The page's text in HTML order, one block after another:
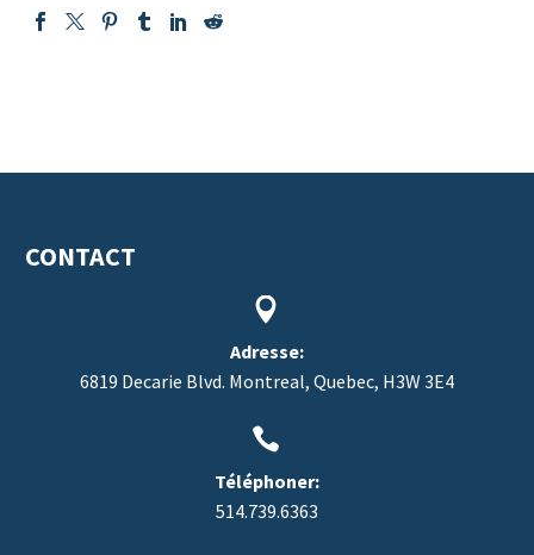
CONTACT


Adresse:
6819 Decarie Blvd. Montreal, Quebec, H3W 3E4


Téléphoner:
514.739.6363